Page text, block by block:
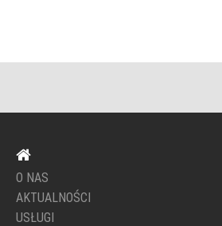
O NAS
AKTUALNOŚCI
USŁUGI